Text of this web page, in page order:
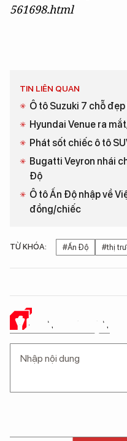
561698.html
TIN LIÊN QUAN
Ô tô Suzuki 7 chỗ
Hyundai Venue ra
Phát sốt chiếc ô tô
Bugatti Veyron nhái
Độ
Ô tô Ấn Độ nhập về
đồng/chiếc
TỪ KHÓA: #Ấn Độ #thị
Ý KIẾN CỦA BẠN